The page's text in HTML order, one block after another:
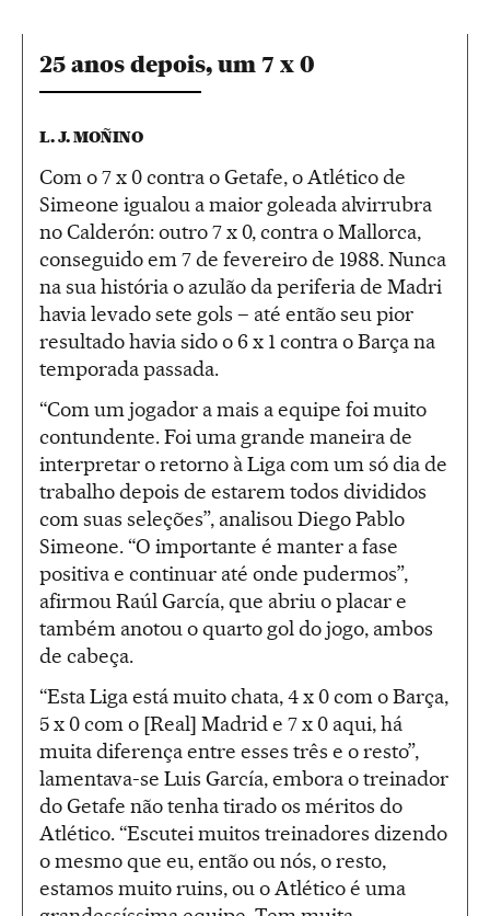
25 anos depois, um 7 x 0
L. J. MOÑINO
Com o 7 x 0 contra o Getafe, o Atlético de
Simeone igualou a maior goleada alvirrubra
no Calderón: outro 7 x 0, contra o Mallorca,
conseguido em 7 de fevereiro de 1988. Nunca
na sua história o azulão da periferia de Madri
havia levado sete gols – até então seu pior
resultado havia sido o 6 x 1 contra o Barça na
temporada passada.
“Com um jogador a mais a equipe foi muito
contundente. Foi uma grande maneira de
interpretar o retorno à Liga com um só dia de
trabalho depois de estarem todos divididos
com suas seleções”, analisou Diego Pablo
Simeone. “O importante é manter a fase
positiva e continuar até onde pudermos”,
afirmou Raúl García, que abriu o placar e
também anotou o quarto gol do jogo, ambos
de cabeça.
“Esta Liga está muito chata, 4 x 0 com o Barça,
5 x 0 com o [Real] Madrid e 7 x 0 aqui, há
muita diferença entre esses três e o resto”,
lamentava-se Luis García, embora o treinador
do Getafe não tenha tirado os méritos do
Atlético. “Escutei muitos treinadores dizendo
o mesmo que eu, então ou nós, o resto,
estamos muito ruins, ou o Atlético é uma